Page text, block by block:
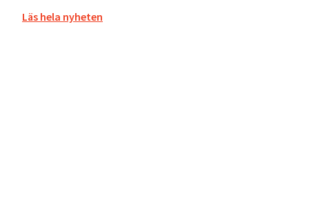
Läs hela nyheten